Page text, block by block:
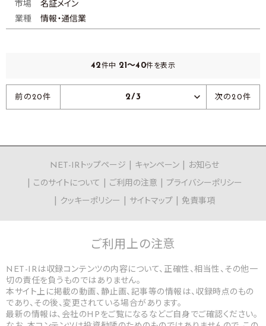
市場
名証メイン
業種
情報・通信業
42件中 21～40件を表示
前の20件 2/3 次の20件
NET-IRトップページ キャンペーン
お知らせ
このサイトについて
ご利用の注意
プライバシーポリシー
クッキーポリシー
サイトマップ 免責事項
ご利用上の注意
NET-IRは収録コンテンツの内容について、正確性、相当性、その他一
切の責任を負うものではありません。
本サイト上に掲載の動画、静止画、記事等の情報は、収録時点のもの
であり、その後、変更されている場合があります。
最新の情報は、会社のHPをご覧になるなどご自身でご確認ください。